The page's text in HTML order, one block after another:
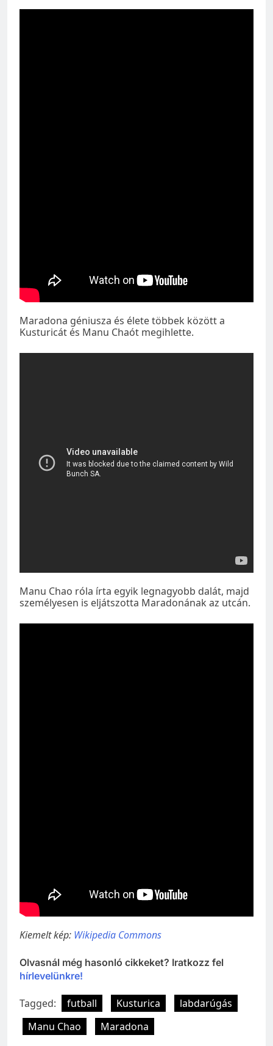
Maradona géniusza és élete többek között a
Kusturicát és Manu Chaót megihlette.
Manu Chao róla írta egyik legnagyobb dalát, majd
személyesen is eljátszotta Maradonának az utcán.
Kiemelt kép: Wikipedia Commons
Olvasnál még hasonló cikkeket? Iratkozz fel
hírlevelünkre!
Tagged: futball Kusturica
labdarúgás
Manu Chao
Maradona